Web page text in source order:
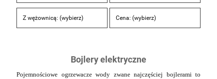
Z wężownicą: (wybierz) Cena: (wybierz)
Bojlery elektryczne
Pojemnościowe ogrzewacze wody zwane najczęściej bojlerami to